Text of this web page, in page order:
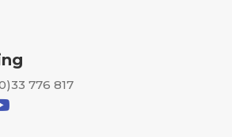
776 817